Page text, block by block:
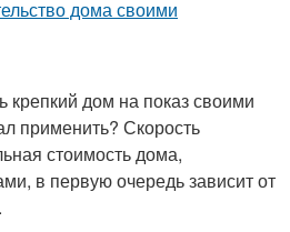
крепкий дом на показ своими
применить? Скорость
стоимость дома,
в первую очередь зависит от